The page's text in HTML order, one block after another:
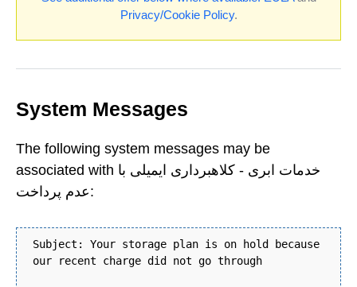
Privacy/Cookie Policy.
System Messages
The following system messages may be
associated with خدمات ابری - کلاهبرداری ایمیلی با
عدم پرداخت:
Subject: Your storage plan is on hold because
our recent charge did not go through